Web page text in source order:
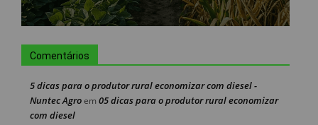
Comentários
5 dicas para o produtor rural economizar com diesel -
Nuntec Agroem 05 dicas para o produtor rural economizar
com diesel